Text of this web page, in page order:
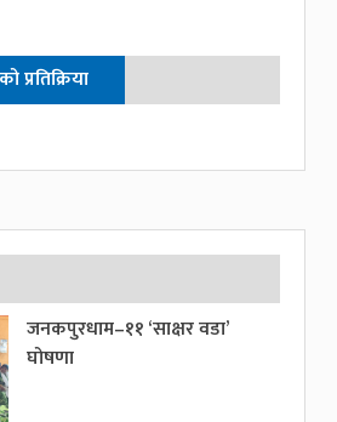
जनकपुरधाम–११ ‘साक्षर वडा’
घोषणा